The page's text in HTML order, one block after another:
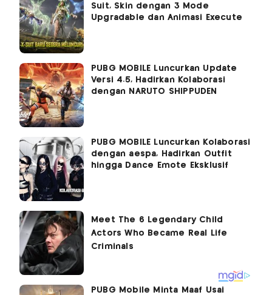
Suit, Skin dengan 3 Mode
Upgradable dan Animasi Execute
PUBG MOBILE Luncurkan Update
Versi 4.5, Hadirkan Kolaborasi
dengan NARUTO SHIPPUDEN
PUBG MOBILE Luncurkan Kolaborasi
dengan aespa, Hadirkan Outfit
hingga Dance Emote Eksklusif
PUBG Mobile Minta Maaf Usai